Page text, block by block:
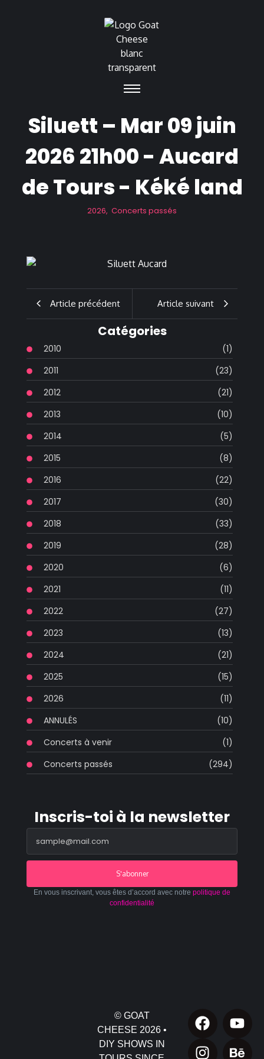
Siluett – Mar 09 juin
2026 21h00 - Aucard
de Tours - Kéké land
2026, Concerts passés
Article précédent Article suivant
Catégories
2010
(1)
2011
(23)
2012
(21)
2013
(10)
2014
(5)
2015
(8)
2016
(22)
2017
(30)
2018
(33)
2019
(28)
2020
(6)
2021
(11)
2022
(27)
2023
(13)
2024
(21)
2025
(15)
2026
(11)
ANNULÉS
(10)
Concerts à venir
(1)
Concerts passés
(294)
Inscris-toi à la newsletter
S'abonner
En vous inscrivant, vous êtes d’accord avec notre politique de
confidentialité
© GOAT
CHEESE 2026 •
DIY SHOWS IN